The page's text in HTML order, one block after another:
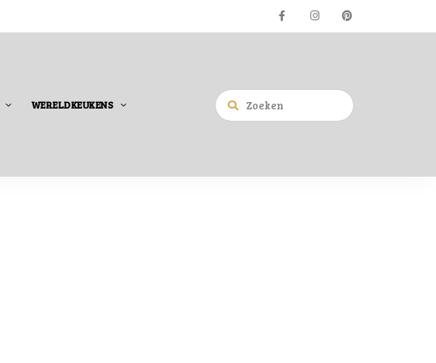
WERELDKEUKENS